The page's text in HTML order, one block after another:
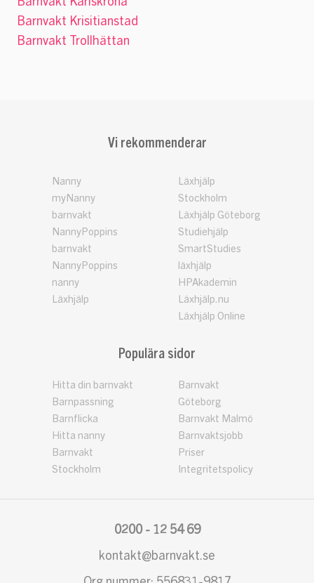
Barnvakt Krisitianstad
Barnvakt Trollhättan
Vi rekommenderar
Nanny
myNanny
barnvakt
NannyPoppins
barnvakt
NannyPoppins
nanny
Läxhjälp
Läxhjälp
Stockholm
Läxhjälp Göteborg
Studiehjälp
SmartStudies
läxhjälp
HPAkademin
Läxhjälp.nu
Läxhjälp Online
Populära sidor
Hitta din barnvakt
Barnpassning
Barnflicka
Hitta nanny
Barnvakt
Stockholm
Barnvakt
Göteborg
Barnvakt Malmö
Barnvaktsjobb
Priser
Integritetspolicy
kontakt@barnvakt.se
0200 - 12 54 69